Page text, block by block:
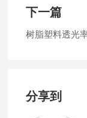
下一篇
树脂塑料透光
分享到